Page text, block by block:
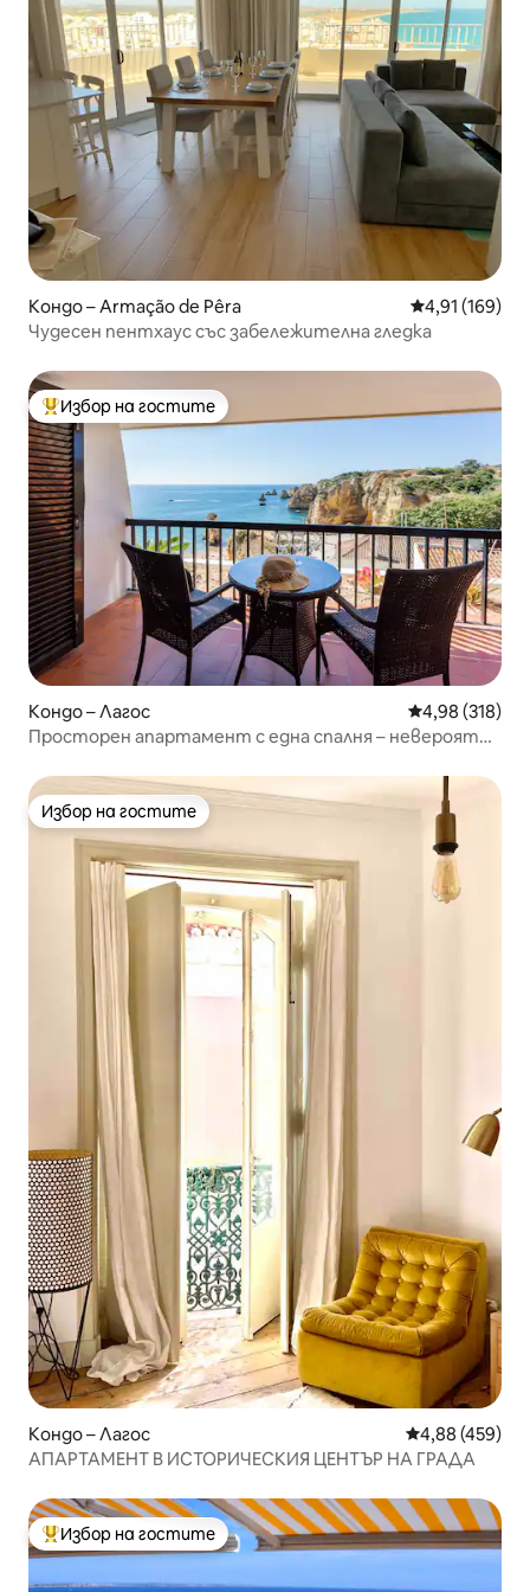
Кондо – Armação de Pêra Средна
4,91 (169)
Чудесен пентхаус със забележителна гледка
Най-популярен избор на гостите
Избор на гостите
Кондо – Лагос Средна
4,98 (318)
Просторен апартамент с една спалня – невероятен
Избор на гостите
Избор на гостите
Кондо – Лагос Средна
4,88 (459)
АПАРТАМЕНТ В ИСТОРИЧЕСКИЯ ЦЕНТЪР НА ГРАДА
Най-популярен избор на гостите
Избор на гостите